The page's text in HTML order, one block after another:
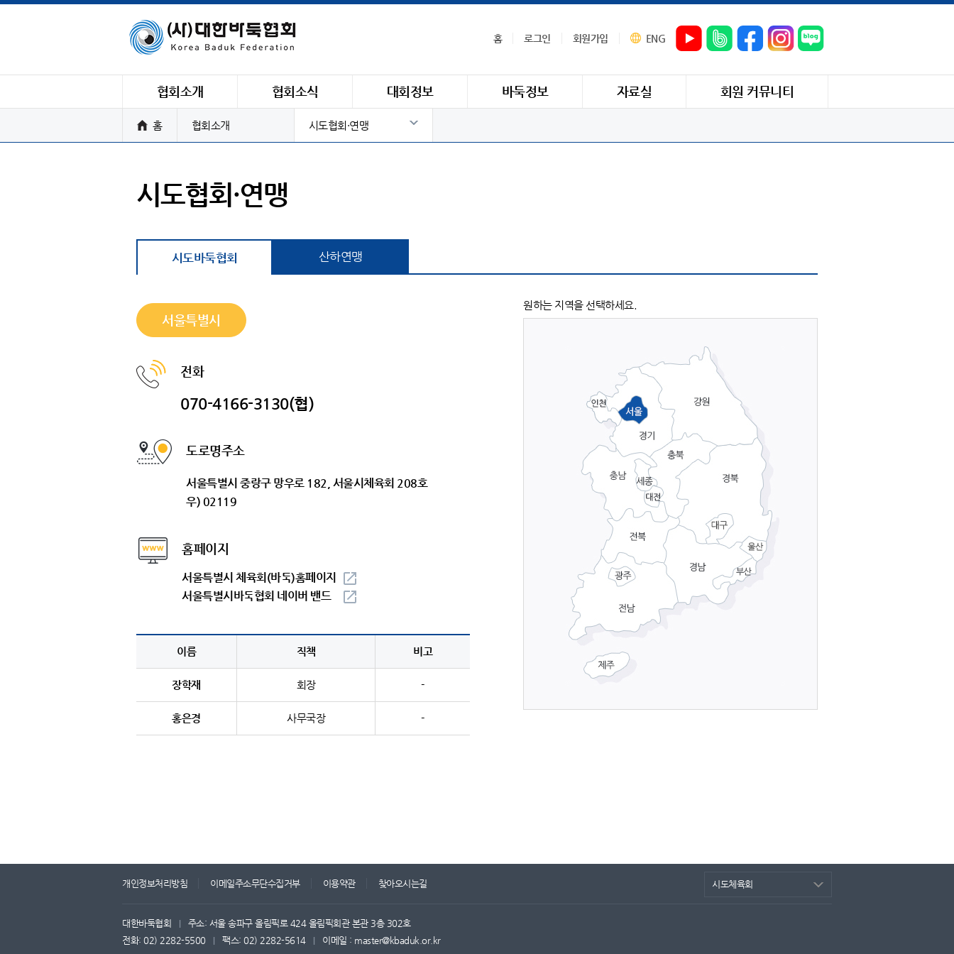
홈 로그인 회원가입 ENG
협회소개 협회소식 대회정보 바둑정보 자료실 회원 커뮤니티
홈 협회소개 시도협회·연맹
시도협회·연맹
시도바둑협회 산하연맹
원하는 지역을 선택하세요.
서울특별시
전화
070-4166-3130(협)
도로명주소
서울특별시 중랑구 망우로 182, 서울시체육회 208호
우) 02119
홈페이지
서울특별시 체육회(바둑)홈페이지
서울특별시바둑협회 네이버 밴드
이름 직책 비고
장학재 회장 -
홍은경 사무국장 -
개인정보처리방침 이메일주소무단수집거부 이용약관 찾아오시는길
대한바둑협회
주소: 서울 송파구 올림픽로 424 올림픽회관 본관 3층 302호
전화: 02) 2282-5500
팩스: 02) 2282-5614
이메일 : master@kbaduk.or.kr